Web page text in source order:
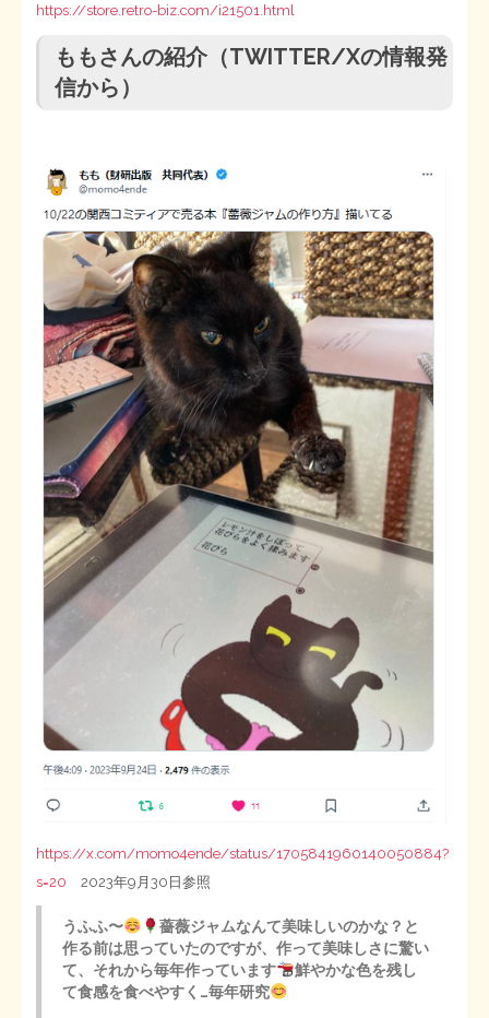
https://store.retro-biz.com/i21501.html
ももさんの紹介（TWITTER/Xの情報発
信から）
https://x.com/momo4ende/status/1705841960140050884?
s=20 2023年9月30日参照
うふふ〜
薔薇ジャムなんて美味しいのかな？と
作る前は思っていたのですが、作って美味しさに驚い
て、それから毎年作っています
鮮やかな色を残し
て食感を食べやすく…毎年研究